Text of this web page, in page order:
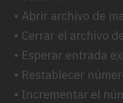
• Abrir archivo de
• Cerrar el archivo
• Esperar entrada
• Restablecer
• Incrementar el